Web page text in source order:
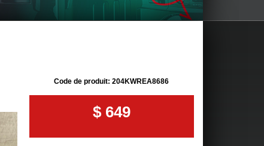
Code de produit: 204KWREA8686
$ 649